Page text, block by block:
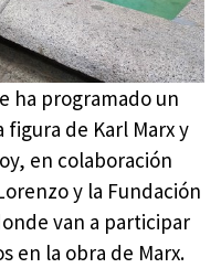
ha programado un
de Karl Marx y
en colaboración
y la Fundación
van a participar
en la obra de Marx.